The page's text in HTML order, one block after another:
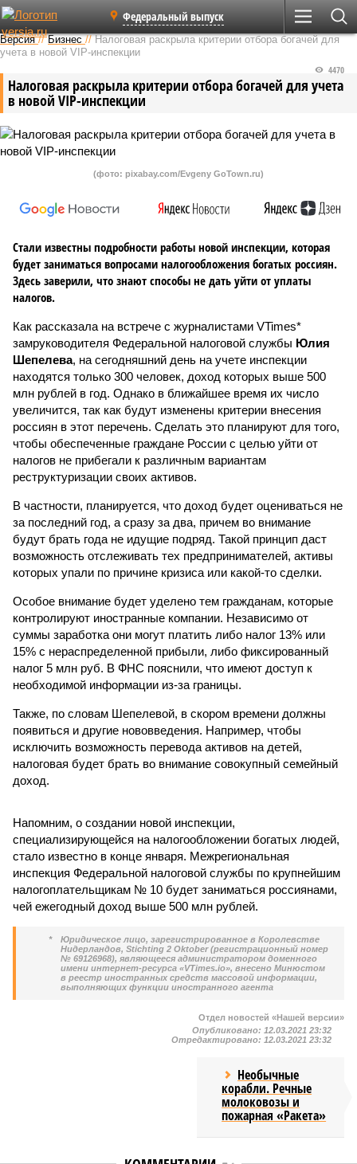
Федеральный выпуск
Версия //Бизнес //Налоговая раскрыла критерии отбора богачей для
учета в новой VIP-инспекции
Налоговая раскрыла критерии отбора богачей для учета
в новой VIP-инспекции
4470
(фото: pixabay.com/Evgeny GoTown.ru)
Стали известны подробности работы новой инспекции, которая
будет заниматься вопросами налогообложения богатых россиян.
Здесь заверили, что знают способы не дать уйти от уплаты
налогов.
Как рассказала на встрече с журналистами VTimes*
замруководителя Федеральной налоговой службы Юлия
Шепелева, на сегодняшний день на учете инспекции
находятся только 300 человек, доход которых выше 500
млн рублей в год. Однако в ближайшее время их число
увеличится, так как будут изменены критерии внесения
россиян в этот перечень. Сделать это планируют для того,
чтобы обеспеченные граждане России с целью уйти от
налогов не прибегали к различным вариантам
реструктуризации своих активов.
В частности, планируется, что доход будет оцениваться не
за последний год, а сразу за два, причем во внимание
будут брать года не идущие подряд. Такой принцип даст
возможность отслеживать тех предпринимателей, активы
которых упали по причине кризиса или какой-то сделки.
Особое внимание будет уделено тем гражданам, которые
контролируют иностранные компании. Независимо от
суммы заработка они могут платить либо налог 13% или
15% с нераспределенной прибыли, либо фиксированный
налог 5 млн руб. В ФНС пояснили, что имеют доступ к
необходимой информации из-за границы.
Также, по словам Шепелевой, в скором времени должны
появиться и другие нововведения. Например, чтобы
исключить возможность перевода активов на детей,
налоговая будет брать во внимание совокупный семейный
доход.
Напомним, о создании новой инспекции,
специализирующейся на налогообложении богатых людей,
стало известно в конце января. Межрегиональная
инспекция Федеральной налоговой службы по крупнейшим
налогоплательщикам № 10 будет заниматься россиянами,
чей ежегодный доход выше 500 млн рублей.
*
Юридическое лицо, зарегистрированное в Королевстве
Нидерландов, Stichting 2 Oktober (регистрационный номер
№ 69126968), являющееся администратором доменного
имени интернет-ресурса «VTimes.io», внесено Минюстом
в реестр иностранных средств массовой информации,
выполняющих функции иностранного агента
Отдел новостей «Нашей версии»
Опубликовано: 12.03.2021 23:32
Отредактировано: 12.03.2021 23:32
Необычные
корабли. Речные
молоковозы и
пожарная «Ракета»